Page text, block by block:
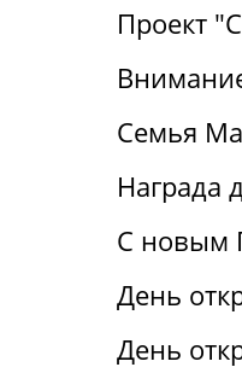
Проект
Семья
Награда
С новым
День
День